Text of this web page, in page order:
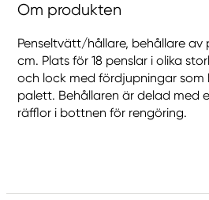
Om produkten
Penseltvätt/hållare, behållare av
cm. Plats för 18 penslar i olika
och lock med fördjupningar som
palett. Behållaren är delad med
räfflor i bottnen för rengöring.